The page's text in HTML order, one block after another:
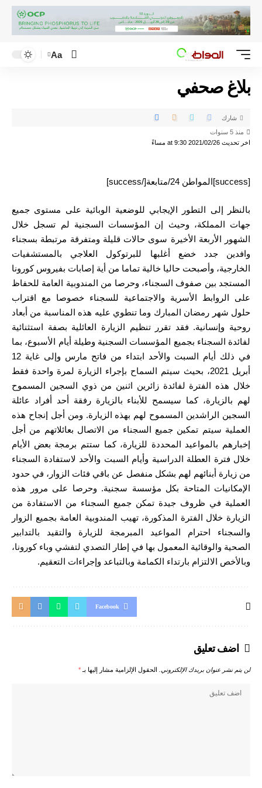
Aa
بلاغ صحفي
اخر تحديث 2021/02/26 at 9:30 مساءً
منذ 5 سنوات
شارك
[success]المواطن 24/متابعة[/success]
بالنظر إلى التطور الإيجابي للوضعية الوبائية على مستوى جميع
جهات المملكة، وحيث إن المؤسسات السجنية لم تسجل خلال
الشهور الأربعة الأخيرة سوى حالات قليلة ومتفرقة مرتبطة بسجناء
وافدين جدد خضع أغلبها للبرتوكول العلاجي بالمستشفيات
الخارجية، وأصبحت حاليا خالية تماما من أية إصابات بفيروس كورونا
المستجد بين صفوف السجناء، وحرصا من المندوبية العامة للحفاظ
على الروابط الأسرية والاجتماعية للسجناء خصوصا مع اقتراب
حلول شهر رمضان المبارك وما تنطوي عليه هذه المناسبة من أبعاد
روحية وإنسانية. فقد تقرر تنظيم الزيارة العائلية بصفة استثنائية
لفائدة السجناء بجميع المؤسسات السجنية وطيلة أيام الأسبوع، بما
في ذلك أيام السبت والأحد ابتداء من فاتح مارس وإلى غاية 12
أبريل 2021، بحيث سيتم السماح بإجراء الزيارة لمرة واحدة فقط
خلال هذه الفترة لفائدة زائرين اثنين من ذوي السجين المسموح
لهم بالزيارة، كما سيسمح للأبناء بالزيارة رفقة أحد أفراد عائلة
السجين الراشدين المسموح لهم بهذه الزيارة. ومن أجل إنجاح هذه
العملية سيتم تمكين جميع السجناء من الاتصال بعائلاتهم من أجل
إخبارهم بالمواعيد المحددة للزيارة، كما ستتم برمجة بعض الأيام
خلال فترة العطلة الدراسية وأيام السبت والأحد لاستفادة السجناء
من زيارة أبنائهم لهم بشكل منفصل عن باقي فئات الزوار، في حدود
الإمكانيات المتاحة بكل مؤسسة سجنية. وحرصا على مرور هذه
العملية في ظروف جيدة تمكن جميع السجناء من الاستفادة من
الزيارة خلال الفترة المذكورة، تهيب المندوبية العامة بجميع الزوار
والسجناء احترام المواعيد المبرمجة للزيارة والتقيد بالتدابير
الصحية والوقائية المعمول بها في إطار التصدي لتفشي وباء كورونا،
وبالأخص الالتزام بارتداء الكمامة وبالتباعد وإجراءات التعقيم.
Facebook
اضف تعليق
لن يتم نشر عنوان بريدك الإلكتروني. الحقول الإلزامية مشار إليها بـ *